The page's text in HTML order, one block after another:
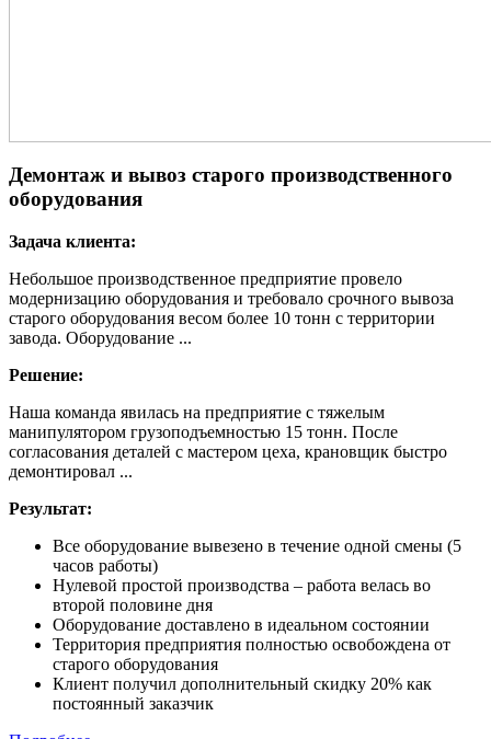
Демонтаж и вывоз старого производственного
оборудования
Задача клиента:
Небольшое производственное предприятие провело
модернизацию оборудования и требовало срочного вывоза
старого оборудования весом более 10 тонн с территории
завода. Оборудование ...
Решение:
Наша команда явилась на предприятие с тяжелым
манипулятором грузоподъемностью 15 тонн. После
согласования деталей с мастером цеха, крановщик быстро
демонтировал ...
Результат:
Все оборудование вывезено в течение одной смены (5
часов работы)
Нулевой простой производства – работа велась во
второй половине дня
Оборудование доставлено в идеальном состоянии
Территория предприятия полностью освобождена от
старого оборудования
Клиент получил дополнительный скидку 20% как
постоянный заказчик